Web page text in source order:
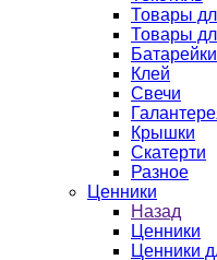
Товары
Товары
Клей
Свечи
Крышки
Скатерти
Разное
Ценники
Назад
Ценники
Ценники